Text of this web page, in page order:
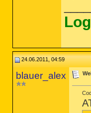
24.06.2011, 04:59
blauer_alex